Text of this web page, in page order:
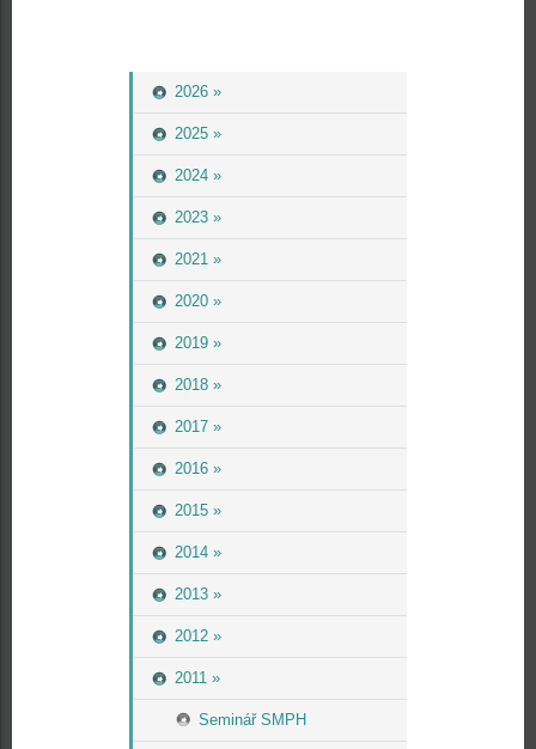
2026 »
2025 »
2024 »
2023 »
2021 »
2020 »
2019 »
2018 »
2017 »
2016 »
2015 »
2014 »
2013 »
2012 »
2011 »
Seminář SMPH